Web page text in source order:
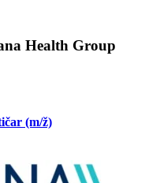
Health Group
(m/ž)